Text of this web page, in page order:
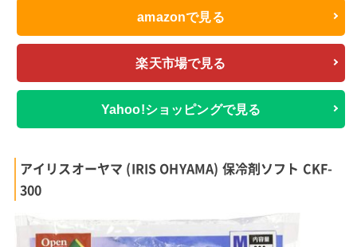
amazonで見る
楽天市場で見る
Yahoo!ショッピングで見る
アイリスオーヤマ (IRIS OHYAMA) 保冷剤ソフト CKF-
300